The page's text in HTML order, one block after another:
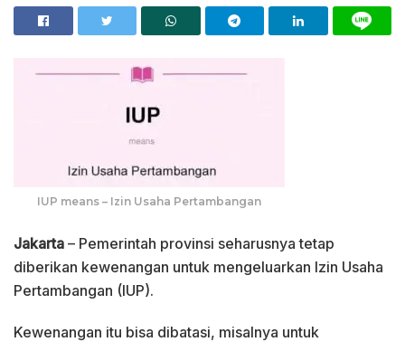
IUP means – Izin Usaha Pertambangan
Jakarta – Pemerintah provinsi seharusnya tetap
diberikan kewenangan untuk mengeluarkan Izin Usaha
Pertambangan (IUP).
Kewenangan itu bisa dibatasi, misalnya untuk